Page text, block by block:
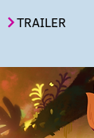
TRAILER